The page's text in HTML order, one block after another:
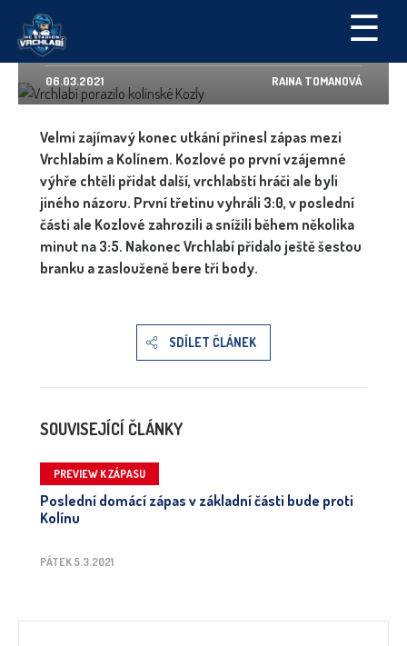
☰
VRCHLABÍ PORAZILO KOLÍNSKÉ KOZLY
06.03.2021 RAINA TOMANOVÁ
Velmi zajímavý konec utkání přinesl zápas mezi
Vrchlabím a Kolínem. Kozlové po první vzájemné
výhře chtěli přidat další, vrchlabští hráči ale byli
jiného názoru. První třetinu vyhráli 3:0, v poslední
části ale Kozlové zahrozili a snížili během několika
minut na 3:5. Nakonec Vrchlabí přidalo ještě šestou
branku a zaslouženě bere tři body.
SDÍLET ČLÁNEK
SOUVISEJÍCÍ ČLÁNKY
PREVIEW K ZÁPASU
Poslední domácí zápas v základní části bude proti
Kolínu
PÁTEK 5.3.2021